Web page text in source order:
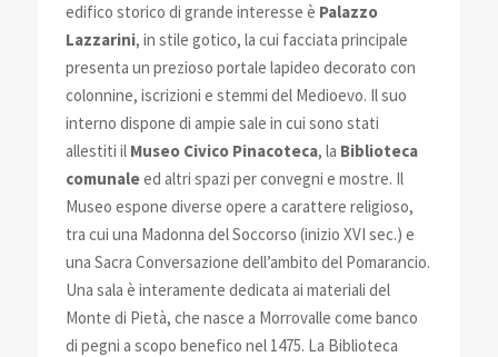
edifico storico di grande interesse è Palazzo
Lazzarini, in stile gotico, la cui facciata principale
presenta un prezioso portale lapideo decorato con
colonnine, iscrizioni e stemmi del Medioevo. Il suo
interno dispone di ampie sale in cui sono stati
allestiti il Museo Civico Pinacoteca, la Biblioteca
comunaleed altri spazi per convegni e mostre. Il
Museo espone diverse opere a carattere religioso,
tra cui una Madonna del Soccorso (inizio XVI sec.) e
una Sacra Conversazione dell’ambito del Pomarancio.
Una sala è interamente dedicata ai materiali del
Monte di Pietà, che nasce a Morrovalle come banco
di pegni a scopo benefico nel 1475. La Biblioteca